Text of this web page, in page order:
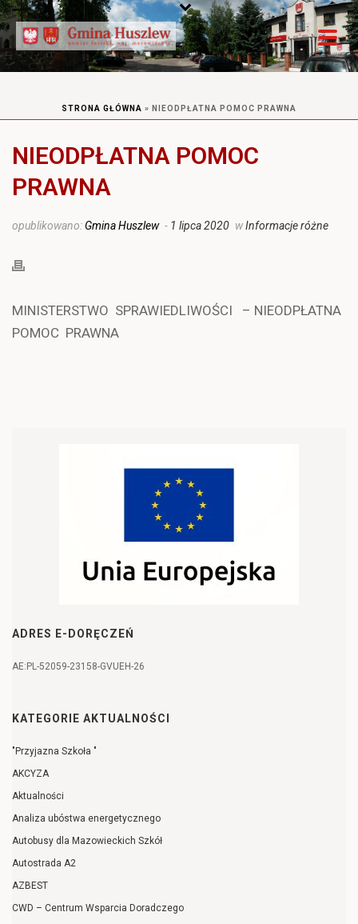
STRONA GŁÓWNA » NIEODPŁATNA POMOC PRAWNA
NIEODPŁATNA POMOC
PRAWNA
opublikowano: Gmina Huszlew - 1 lipca 2020 wInformacje różne
MINISTERSTWO SPRAWIEDLIWOŚCI – NIEODPŁATNA
POMOC PRAWNA
ADRES E-DORĘCZEŃ
AE:PL-52059-23158-GVUEH-26
KATEGORIE AKTUALNOŚCI
"Przyjazna Szkoła "
AKCYZA
Aktualności
Analiza ubóstwa energetycznego
Autobusy dla Mazowieckich Szkół
Autostrada A2
AZBEST
CWD – Centrum Wsparcia Doradczego